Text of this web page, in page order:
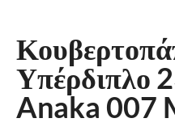
Υπέρδιπλο
Anaka 007